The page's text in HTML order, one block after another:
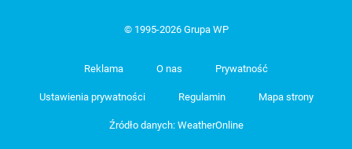
© 1995-2026 Grupa WP
Reklama O nas Prywatność
Ustawienia prywatności Regulamin Mapa strony
Źródło danych: WeatherOnline